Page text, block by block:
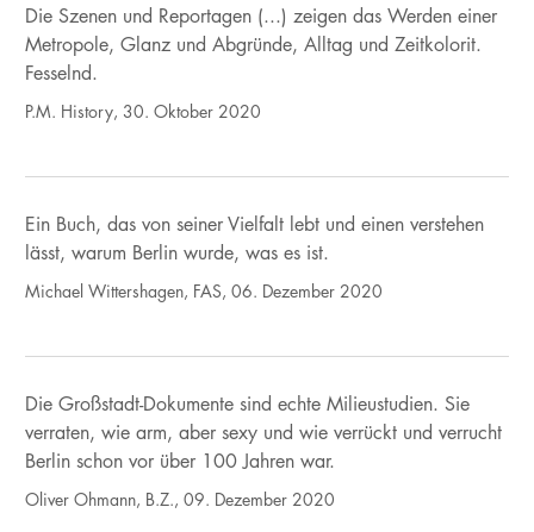
Die Szenen und Reportagen (...) zeigen das Werden einer
Metropole, Glanz und Abgründe, Alltag und Zeitkolorit.
Fesselnd.
P.M. History, 30. Oktober 2020
Ein Buch, das von seiner Vielfalt lebt und einen verstehen
lässt, warum Berlin wurde, was es ist.
Michael Wittershagen, FAS, 06. Dezember 2020
Die Großstadt-Dokumente sind echte Milieustudien. Sie
verraten, wie arm, aber sexy und wie verrückt und verrucht
Berlin schon vor über 100 Jahren war.
Oliver Ohmann, B.Z., 09. Dezember 2020